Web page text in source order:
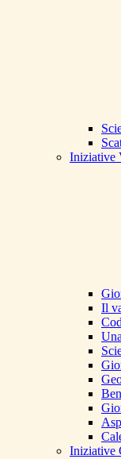
Iniziative
Il
Iniziative